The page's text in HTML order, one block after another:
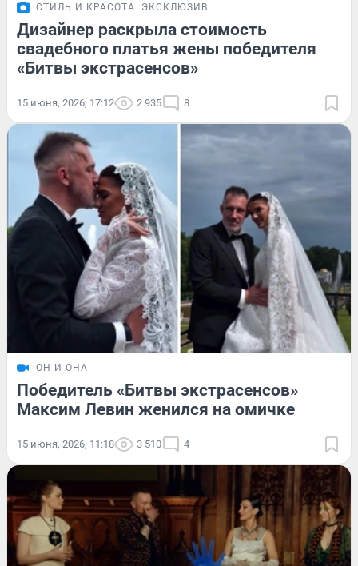
СТИЛЬ И КРАСОТА ЭКСКЛЮЗИВ
Дизайнер раскрыла стоимость
свадебного платья жены победителя
«Битвы экстрасенсов»
15 июня, 2026, 17:12 2 935 8
ОН И ОНА
Победитель «Битвы экстрасенсов»
Максим Левин женился на омичке
15 июня, 2026, 11:18 3 510 4